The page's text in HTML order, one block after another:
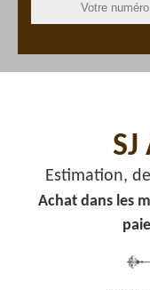
Estimation,
Achat dans les